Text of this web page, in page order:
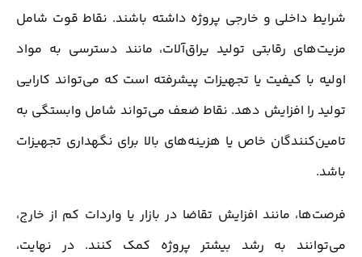
شرایط داخلی و خارجی پروژه داشته باشند. نقاط قوت شامل
مزیت‌های رقابتی تولید یراق‌آلات، مانند دسترسی به مواد
اولیه با کیفیت یا تجهیزات پیشرفته است که می‌تواند کارایی
تولید را افزایش دهد. نقاط ضعف می‌تواند شامل وابستگی به
تامین‌کنندگان خاص یا هزینه‌های بالا برای نگهداری تجهیزات
باشد.
فرصت‌ها، مانند افزایش تقاضا در بازار یا واردات کم از خارج،
می‌توانند به رشد بیشتر پروژه کمک کنند. در نهایت،